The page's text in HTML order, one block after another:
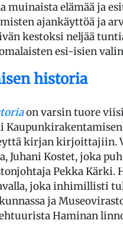
muinaista elämää ja
ajankäyttöä ja
kestoksi neljää
esi-isien
historia
on varsin tuore
kirjan kirjoittajiin.
Juhani Kostet, joka
Pekka Kärki.
joka inhimillisti
ja
Haminan